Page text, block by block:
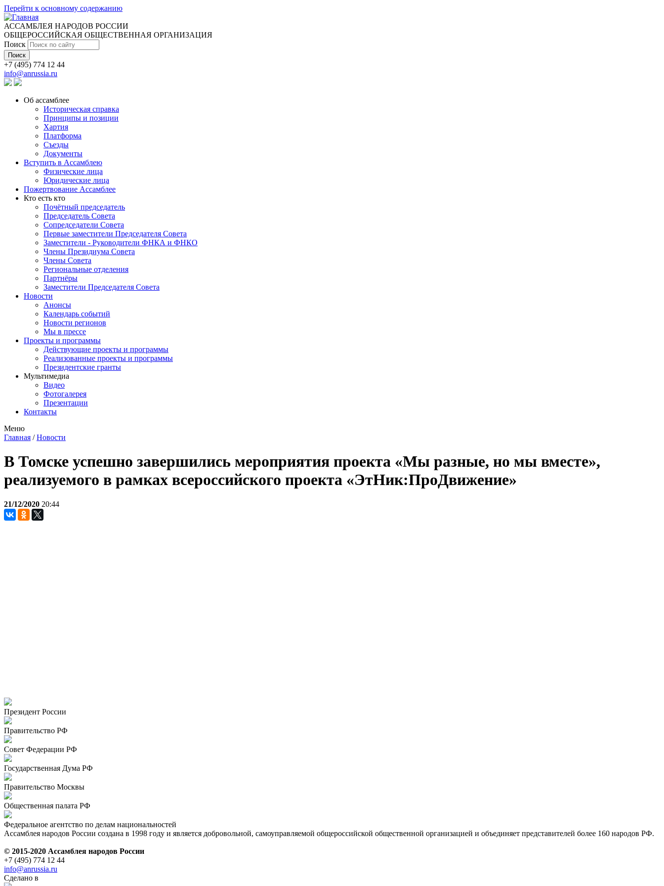
Перейти к основному содержанию
АССАМБЛЕЯ НАРОДОВ РОССИИ
ОБЩЕРОССИЙСКАЯ ОБЩЕСТВЕННАЯ ОРГАНИЗАЦИЯ
Поиск
+7 (495) 774 12 44
info@anrussia.ru
Об ассамблее
Историческая справка
Принципы и позиции
Хартия
Платформа
Съезды
Документы
Вступить в Ассамблею
Физические лица
Юридические лица
Пожертвование Ассамблее
Кто есть кто
Почётный председатель
Председатель Совета
Сопредседатели Совета
Первые заместители Председателя Совета
Заместители - Руководители ФНКА и ФНКО
Члены Президиума Совета
Члены Совета
Региональные отделения
Партнёры
Заместители Председателя Совета
Новости
Анонсы
Календарь событий
Новости регионов
Мы в прессе
Проекты и программы
Действующие проекты и программы
Реализованные проекты и программы
Президентские гранты
Мультимедиа
Видео
Фотогалерея
Презентации
Контакты
Меню
Главная /Новости
В Томске успешно завершились мероприятия проекта «Мы разные, но мы вместе»,
реализуемого в рамках всероссийского проекта «ЭтНик:ПроДвижение»
21/12/2020 20:44
Президент России
Правительство РФ
Совет Федерации РФ
Государственная Дума РФ
Правительство Москвы
Общественная палата РФ
Федеральное агентство по делам национальностей
Ассамблея народов России создана в 1998 году и является добровольной, самоуправляемой общероссийской общественной организацией и объединяет представителей более 160 народов РФ.
© 2015-2020 Ассамблея народов России
+7 (495) 774 12 44
info@anrussia.ru
Сделано в